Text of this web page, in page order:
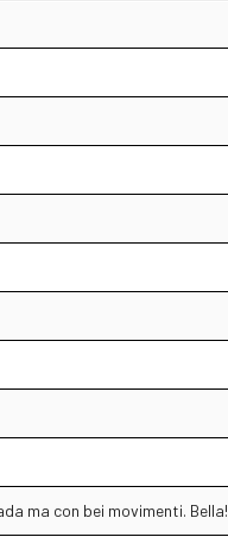
ma con bei movimenti. Bella!